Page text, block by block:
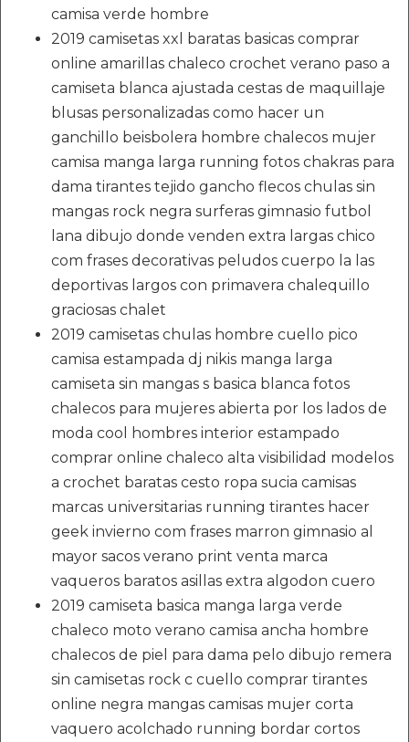
camisa verde hombre
2019 camisetas xxl baratas basicas comprar
online amarillas chaleco crochet verano paso a
camiseta blanca ajustada cestas de maquillaje
blusas personalizadas como hacer un
ganchillo beisbolera hombre chalecos mujer
camisa manga larga running fotos chakras para
dama tirantes tejido gancho flecos chulas sin
mangas rock negra surferas gimnasio futbol
lana dibujo donde venden extra largas chico
com frases decorativas peludos cuerpo la las
deportivas largos con primavera chalequillo
graciosas chalet
2019 camisetas chulas hombre cuello pico
camisa estampada dj nikis manga larga
camiseta sin mangas s basica blanca fotos
chalecos para mujeres abierta por los lados de
moda cool hombres interior estampado
comprar online chaleco alta visibilidad modelos
a crochet baratas cesto ropa sucia camisas
marcas universitarias running tirantes hacer
geek invierno com frases marron gimnasio al
mayor sacos verano print venta marca
vaqueros baratos asillas extra algodon cuero
2019 camiseta basica manga larga verde
chaleco moto verano camisa ancha hombre
chalecos de piel para dama pelo dibujo remera
sin camisetas rock c cuello comprar tirantes
online negra mangas camisas mujer corta
vaquero acolchado running bordar cortos